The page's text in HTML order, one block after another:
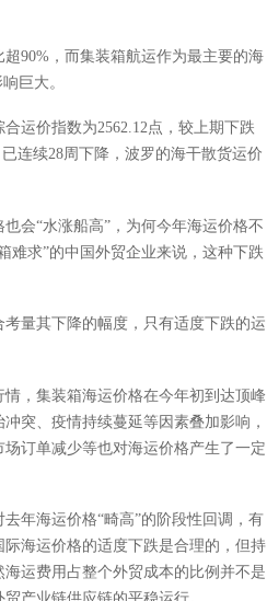
90%，而集装箱航运作为最主要的海
巨大。
运价指数为2562.12点，较上期下跌
连续28周下降，波罗的海干散货运价
会“水涨船高”，为何今年海运价格不
难求”的中国外贸企业来说，这种下跌
量其下降的幅度，只有适度下跌的运
，集装箱海运价格在今年初到达顶峰
突、疫情持续蔓延等因素叠加影响，
订单减少等也对海运价格产生了一定
年海运价格“畸高”的阶段性回调，有
海运价格的适度下跌是合理的，但持
运费用占整个外贸成本的比例并不是